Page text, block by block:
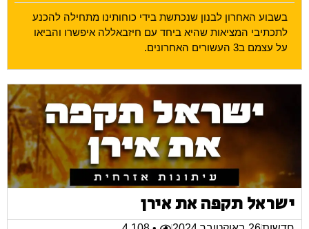
בשבוע האחרון לבנון שנכתשת בידי כוחותינו מתחילה להכנע
לתכתיבי המציאות שהיא ביחד עם חיזבאללה איפשרו והביאו
על עצמם ב3 העשורים האחרונים.
ישראל תקפה את אירן